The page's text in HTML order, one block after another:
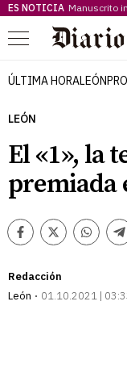
ES NOTICIA Manuscrito
Menú
ÚLTIMA HORALEÓN
LEÓN
El «1», la
premiada
Facebook
Twitter
Comentarios
Redacción
León
01.10.2021 |